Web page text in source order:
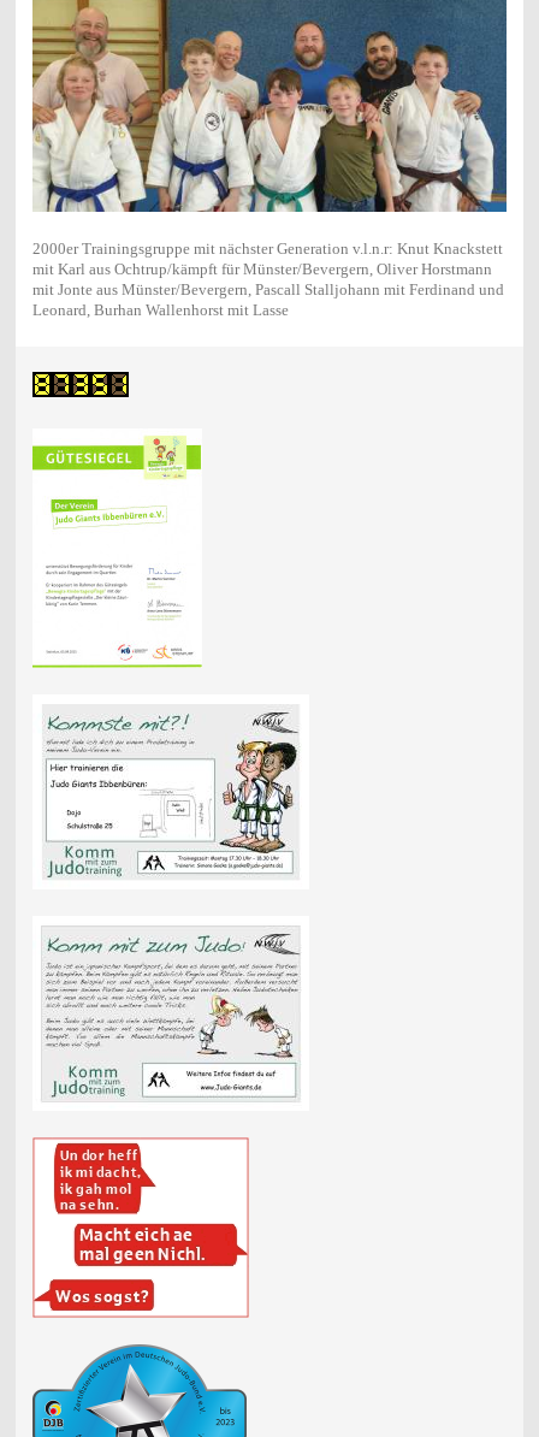
2000er Trainingsgruppe mit nächster Generation v.l.n.r: Knut Knackstett
mit Karl aus Ochtrup/kämpft für Münster/Bevergern, Oliver Horstmann
mit Jonte aus Münster/Bevergern, Pascall Stalljohann mit Ferdinand und
Leonard, Burhan Wallenhorst mit Lasse